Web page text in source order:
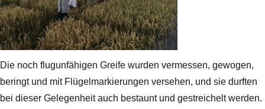
Die noch flugunfähigen Greife wurden vermessen, gewogen,
beringt und mit Flügelmarkierungen versehen, und sie durften
bei dieser Gelegenheit auch bestaunt und gestreichelt werden.